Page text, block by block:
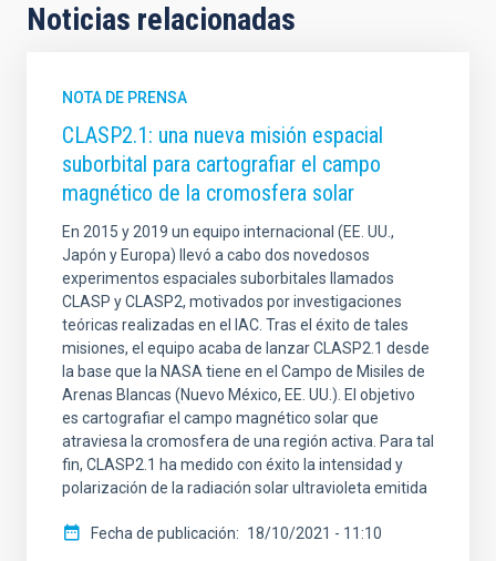
Noticias relacionadas
NOTA DE PRENSA
CLASP2.1: una nueva misión espacial
suborbital para cartografiar el campo
magnético de la cromosfera solar
En 2015 y 2019 un equipo internacional (EE. UU.,
Japón y Europa) llevó a cabo dos novedosos
experimentos espaciales suborbitales llamados
CLASP y CLASP2, motivados por investigaciones
teóricas realizadas en el IAC. Tras el éxito de tales
misiones, el equipo acaba de lanzar CLASP2.1 desde
la base que la NASA tiene en el Campo de Misiles de
Arenas Blancas (Nuevo México, EE. UU.). El objetivo
es cartografiar el campo magnético solar que
atraviesa la cromosfera de una región activa. Para tal
fin, CLASP2.1 ha medido con éxito la intensidad y
polarización de la radiación solar ultravioleta emitida
Fecha de publicación 18/10/2021 - 11:10